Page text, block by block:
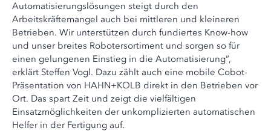
Automatisierungslösungen steigt durch den
Arbeitskräftemangel auch bei mittleren und kleineren
Betrieben. Wir unterstützen durch fundiertes Know-how
und unser breites Robotersortiment und sorgen so für
einen gelungenen Einstieg in die Automatisierung“,
erklärt Steffen Vogl. Dazu zählt auch eine mobile Cobot-
Präsentation von HAHN+KOLB direkt in den Betrieben vor
Ort. Das spart Zeit und zeigt die vielfältigen
Einsatzmöglichkeiten der unkomplizierten automatischen
Helfer in der Fertigung auf.